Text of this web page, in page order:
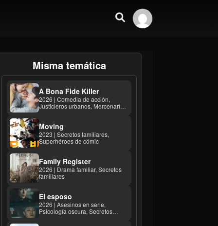
Misma temática
A Bona Fide Killer
2026 | Comedia de acción,
Justicieros urbanos, Mercenarios
Moving
2023 | Secretos familiares,
Superhéroes de cómic
Family Register
2026 | Drama familiar, Secretos
familiares
El esposo
2026 | Asesinos en serie,
Psicología oscura, Secretos